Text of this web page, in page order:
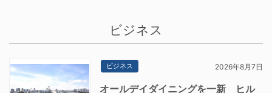
ビジネス
ビジネス 2026年8月7日
オールデイダイニングを一新 ヒル